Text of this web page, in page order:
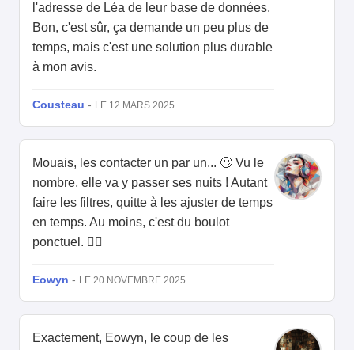
l'adresse de Léa de leur base de données.
Bon, c'est sûr, ça demande un peu plus de
temps, mais c'est une solution plus durable
à mon avis.
Cousteau - LE 12 MARS 2025
Mouais, les contacter un par un... 🙄 Vu le
nombre, elle va y passer ses nuits ! Autant
faire les filtres, quitte à les ajuster de temps
en temps. Au moins, c'est du boulot
ponctuel. 🤷‍♀️
Eowyn - LE 20 NOVEMBRE 2025
Exactement, Eowyn, le coup de les